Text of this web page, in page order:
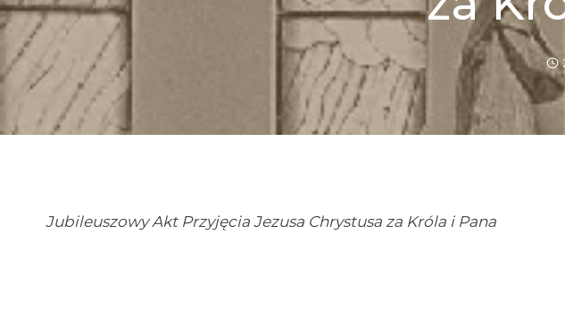
Jubileuszowy Akt Przyjęcia Jezusa Chrystusa za Króla i Pana